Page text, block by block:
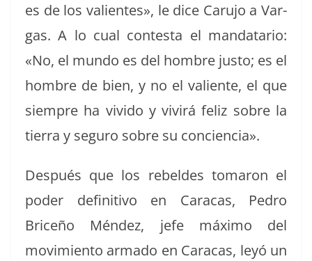
es de los valientes», le dice Caru­jo a Var­
gas. A lo cual con­tes­ta el man­datario:
«No, el mun­do es del hom­bre jus­to; es el
hom­bre de bien, y no el valiente, el que
siem­pre ha vivi­do y vivirá feliz sobre la
tier­ra y seguro sobre su conciencia».
Después que los rebeldes tomaron el
poder defin­i­ti­vo en Cara­cas, Pedro
Briceño Mén­dez, jefe máx­i­mo del
movimien­to arma­do en Cara­cas, leyó un